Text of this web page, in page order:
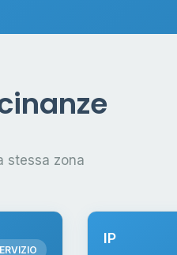
stessa zona
IP